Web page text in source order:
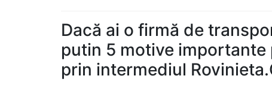
Dacă ai o firmă de
putin 5 motive
prin intermediul